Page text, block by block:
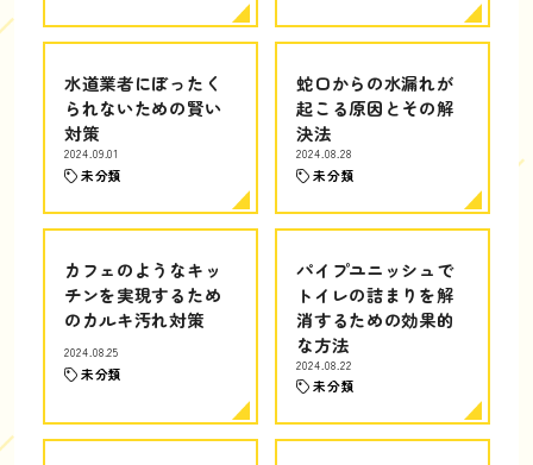
水道業者にぼったく
られないための賢い
対策
2024.09.01
未分類
蛇口からの水漏れが
起こる原因とその解
決法
2024.08.28
未分類
カフェのようなキッ
チンを実現するため
のカルキ汚れ対策
2024.08.25
未分類
パイプユニッシュで
トイレの詰まりを解
消するための効果的
な方法
2024.08.22
未分類